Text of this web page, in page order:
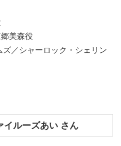
美森役
／シャーロック・シェリン
ルーズあい さん